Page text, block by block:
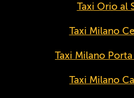
Taxi Orio al
Taxi Milano
Taxi Milano
Taxi Milano